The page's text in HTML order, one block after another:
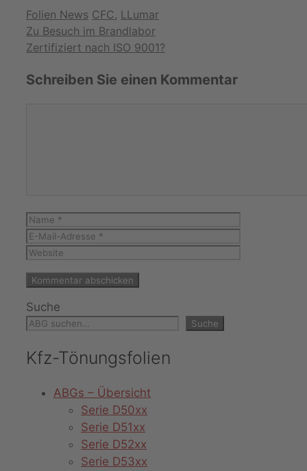
Kategorien
Folien News Schlagwörter
CFC, LLumar
Zu Besuch im Brandlabor
Zertifiziert nach ISO 9001?
Schreiben Sie einen Kommentar
Name
Suche
Suche
Kfz-Tönungsfolien
ABGs – Übersicht
Serie D50xx
Serie D51xx
Serie D52xx
Serie D53xx